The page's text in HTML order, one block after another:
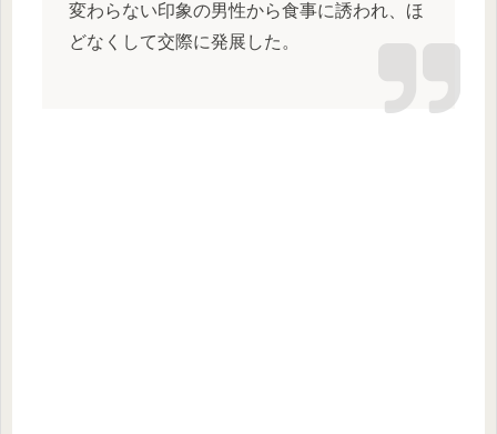
変わらない印象の男性から食事に誘われ、ほ
どなくして交際に発展した。